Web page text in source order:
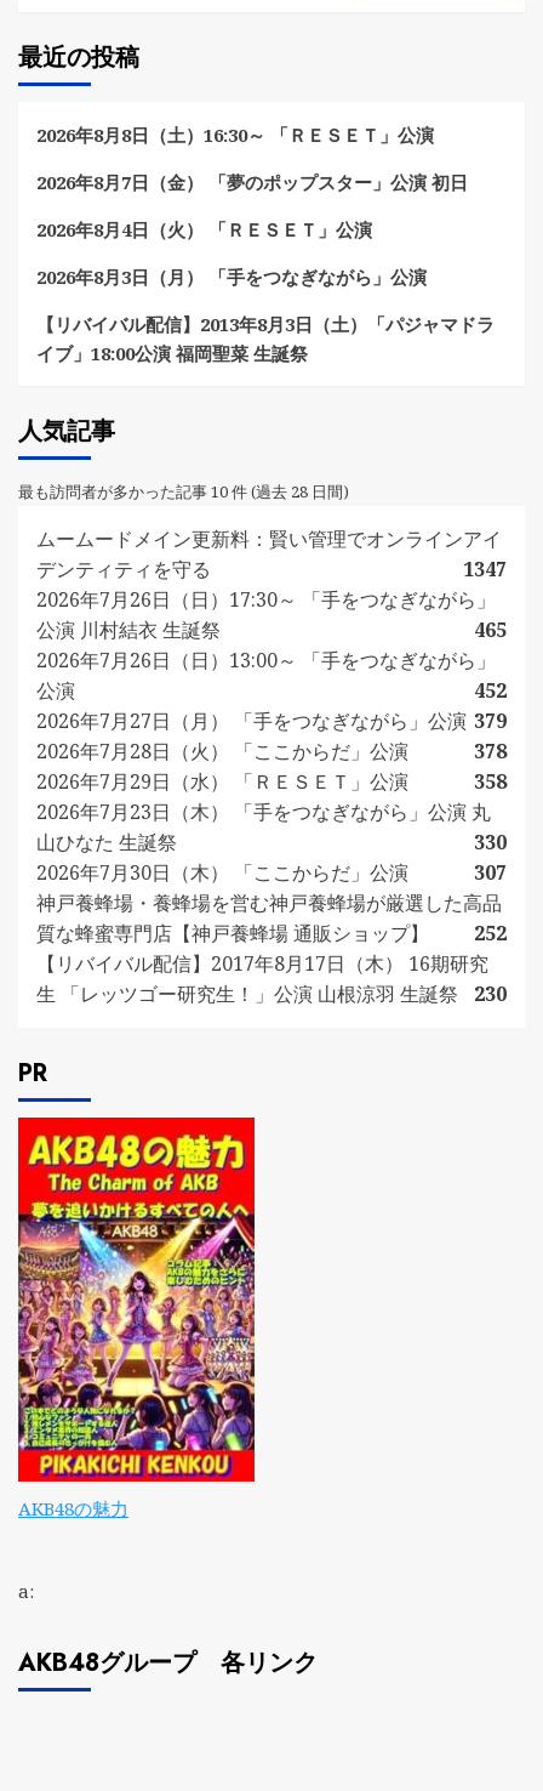
最近の投稿
2026年8月8日（土）16:30～ 「ＲＥＳＥＴ」公演
2026年8月7日（金） 「夢のポップスター」公演 初日
2026年8月4日（火） 「ＲＥＳＥＴ」公演
2026年8月3日（月） 「手をつなぎながら」公演
【リバイバル配信】2013年8月3日（土）「パジャマドラ
イブ」18:00公演 福岡聖菜 生誕祭
人気記事
最も訪問者が多かった記事 10 件 (過去 28 日間)
ムームードメイン更新料：賢い管理でオンラインアイ
デンティティを守る
1347
2026年7月26日（日）17:30～ 「手をつなぎながら」
公演 川村結衣 生誕祭
465
2026年7月26日（日）13:00～ 「手をつなぎながら」
公演
452
2026年7月27日（月） 「手をつなぎながら」公演 379
2026年7月28日（火） 「ここからだ」公演
378
2026年7月29日（水） 「ＲＥＳＥＴ」公演
358
2026年7月23日（木） 「手をつなぎながら」公演 丸
山ひなた 生誕祭
330
2026年7月30日（木） 「ここからだ」公演
307
神戸養蜂場・養蜂場を営む神戸養蜂場が厳選した高品
質な蜂蜜専門店【神戸養蜂場 通販ショップ】
252
【リバイバル配信】2017年8月17日（木） 16期研究
生 「レッツゴー研究生！」公演 山根涼羽 生誕祭
230
PR
AKB48の魅力
a:
AKB48グループ 各リンク